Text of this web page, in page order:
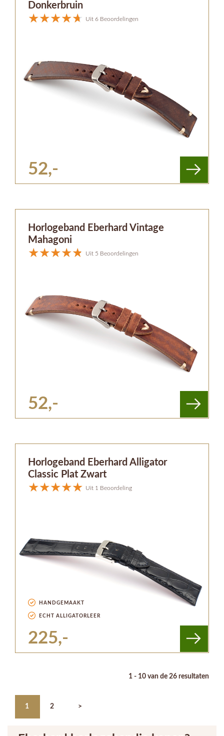
Donkerbruin
Uit 6 Beoordelingen
52,-
Horlogeband Eberhard Vintage
Mahagoni
Uit 5 Beoordelingen
52,-
Horlogeband Eberhard Alligator
Classic Plat Zwart
Uit 1 Beoordeling
HANDGEMAAKT
ECHT ALLIGATORLEER
225,-
1 - 10 van de 26 resultaten
1 2 >